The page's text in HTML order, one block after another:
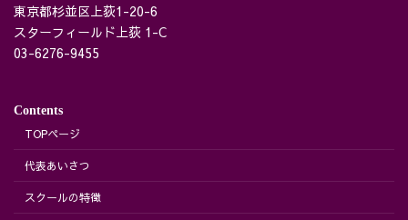
東京都杉並区上荻1-20-6
スターフィールド上荻 1-C
03-6276-9455
Contents
TOPページ
代表あいさつ
スクールの特徴